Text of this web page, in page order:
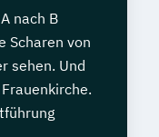
nach B
Scharen von
sehen. Und